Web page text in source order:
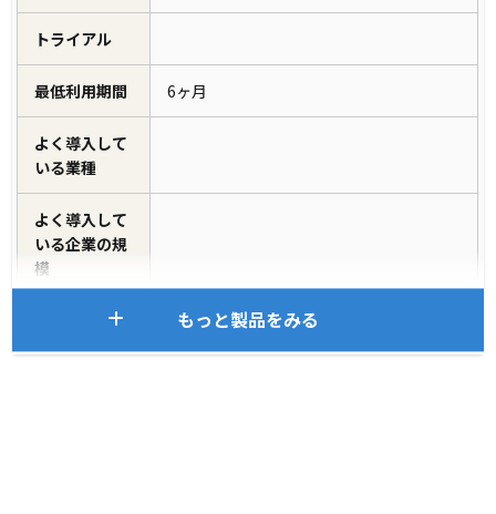
トライアル
最低利用期間 6ヶ月
よく導入して
いる業種
よく導入して
いる企業の規
模
もっと製品をみる